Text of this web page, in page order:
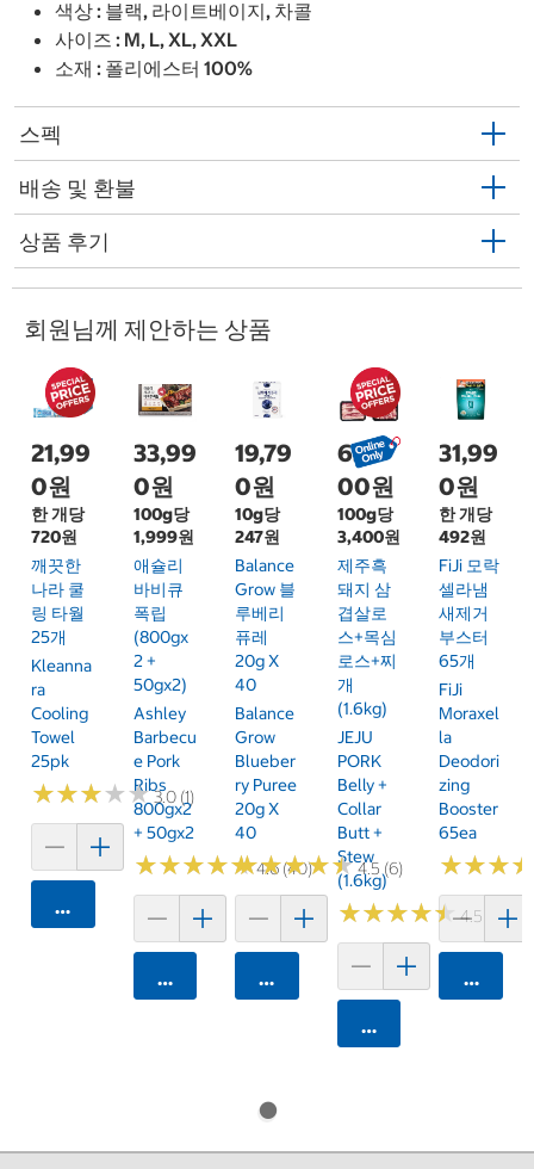
색상 : 블랙, 라이트베이지, 차콜
사이즈 : M, L, XL, XXL
소재 : 폴리에스터 100%
스펙
배송 및 환불
상품 후기
회원님께 제안하는 상품
21,99
0원
한 개당
720원
깨끗한
나라 쿨
링 타월
25개
Kleanna
Ra
Cooling
Towel
25pk
★★★★★
★★★★★3.0 (1)
카트에 담기
33,99
0원
100g당
1,999원
애슐리
바비큐
폭립
(800gx
2 +
50gx2)
Ashley
Barbecu
E Pork
Ribs
800gx2
+ 50gx2
★★★★★
★★★★★4.6 (40)
카트에 담기
19,79
0원
10g당
247원
Balance
Grow 블
루베리
퓨레
20g X
40
Balance
Grow
Blueber
Ry Puree
20g X
40
★★★★★
★★★★★4.5 (6)
카트에 담기
63,9
00원
100g당
3,400원
제주흑
돼지 삼
겹살로
스+목심
로스+찌
개
(1.6kg)
JEJU
PORK
Belly +
Collar
Butt +
Stew
(1.6kg)
★★★★★
★★★★★4.5 (26)
카트에 담기
31,99
0원
한 개당
492원
FiJi 모락
셀라냄
새제거
부스터
65개
FiJi
Moraxel
La
Deodori
Zing
Booster
65ea
★★★
★★★
카트에